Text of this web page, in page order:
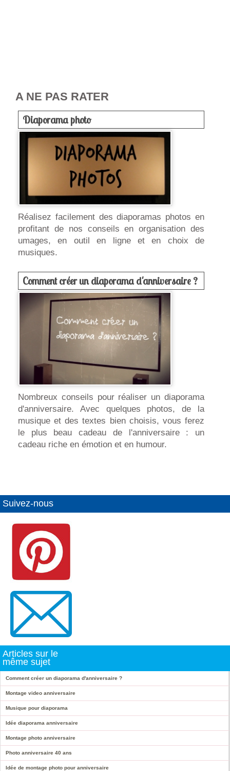
A NE PAS RATER
Diaporama photo
Réalisez facilement des diaporamas photos en
profitant de nos conseils en organisation des
umages, en outil en ligne et en choix de
musiques.
Comment créer un diaporama d'anniversaire ?
Nombreux conseils pour réaliser un diaporama
d'anniversaire. Avec quelques photos, de la
musique et des textes bien choisis, vous ferez
le plus beau cadeau de l'anniversaire : un
cadeau riche en émotion et en humour.
Suivez-nous
Articles sur le
même sujet
Comment créer un diaporama d'anniversaire ?
Montage video anniversaire
Musique pour diaporama
Idée diaporama anniversaire
Montage photo anniversaire
Photo anniversaire 40 ans
Idée de montage photo pour anniversaire